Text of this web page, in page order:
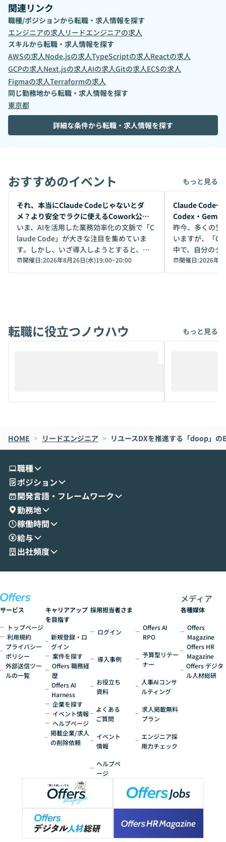
関連リンク
職種/ポジションから転職・求人情報を探す
エンジニアの求人リードエンジニアの求人
スキルから転職・求人情報を探す
AWSの求人Node.jsの求人TypeScriptの求人Reactの求人
GCPの求人Next.jsの求人AIの求人Gitの求人ECSの求人
Figmaの求人Terraformの求人
同じ勤務地から転職・求人情報を探す
東京都
詳細な条件から転職・求人情報を探す
おすすめのイベント もっと見る
開催前
それ、本当にClaude Codeじゃないとダ
メ？より安全でラクに使えるCowork公開
デモ
いま、AIを活用した業務効率化の文脈で「C
laude Code」が大きな注目を集めていま
す。しかし、いざ導入しようとすると、セ
キュリティ面の懸念や権限管理のハードル
から、気軽に使えないケースも多いのでは
けでなく、想像以上の範囲まで自動化でき
ることは、まだあまり知られていません。
メルカリでの判断基準をもとに「なぜClau
oworkの基本的な機能をご紹介いただきま
す。 続く公開デモでは、実際にCoworkを
せいただきます。数分でワークフローが完
成する手軽さや、Gmail等の外部サービス
とセキュアに連携できるポイントなど、実
演を通じて具体的なイメージをお届けしま
す。 後半のディスカッションでは、セキュ
リティの考え方や社内導入の進め方など、
現場目線でさらに深掘りしていきます。
「自分の業務をAIで自動化してみたいけ
いう方にこそ参加いただきたいイベントで
開催日:2026年8月26日(水)19:00~20:00
開催前
Claude Code一
Codex・
昨今、多くの生
いますが、「
中で、自分のタ
いいのか」を自
か？ 「なんとなく誰かが良いと言っていた
は、評判では
ているAIを選ぶこ
それぞれの本当
は、LLMのフル
ント構築の最前
開催日:2026年8
転職に役立つノウハウ もっと見る
HOME > リードエンジニア > リユースDXを推進する「doop」
職種
ポジション
開発言語・フレームワーク
勤務地
稼働時間
給与
出社頻度
サービス
トップページ
利用規約
プライバシー
ポリシー
外部送信ツー
ルの一覧
キャリアアップ
を目指す
新規登録・ロ
グイン
案件を探す
Offers 職務経
歴
Offers AI
Harness
企業を探す
イベント情報
ヘルプページ
掲載企業/求人
の削除依頼
採用担当者さま
ログイン
導入事例
お役立ち
資料
よくある
ご質問
イベント
情報
ヘルプペ
ージ
Offers AI
RPO
予算型リテー
ナー
人事AIコンサ
ルティング
求人掲載無料
プラン
エンジニア採
用力チェック
メディア
各種媒体
Offers
Magazine
Offers HR
Magazine
Offers デジタ
ル人材総研